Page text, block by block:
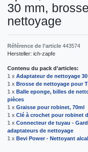
30 mm,
nettoyage
Référence de l’article 443574
Hersteller: ich-zapfe
Contenu du pack d’articles:
1 x Adaptateur de nettoyage
1 x Brosse de nettoyage pour
1 x Balle eponge, billes de
pièces
1 x Graisse pour robinet, 70ml
1 x Clé à crochet pour robinet
1 x Connecteur de tuyau -
adaptateurs de nettoyage
1 x Bevi Power - Nettoyant